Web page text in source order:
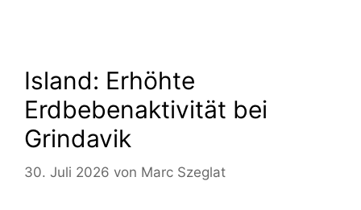
Island: Erhöhte
Erdbebenaktivität bei
Grindavik
30. Juli 2026 von Marc Szeglat